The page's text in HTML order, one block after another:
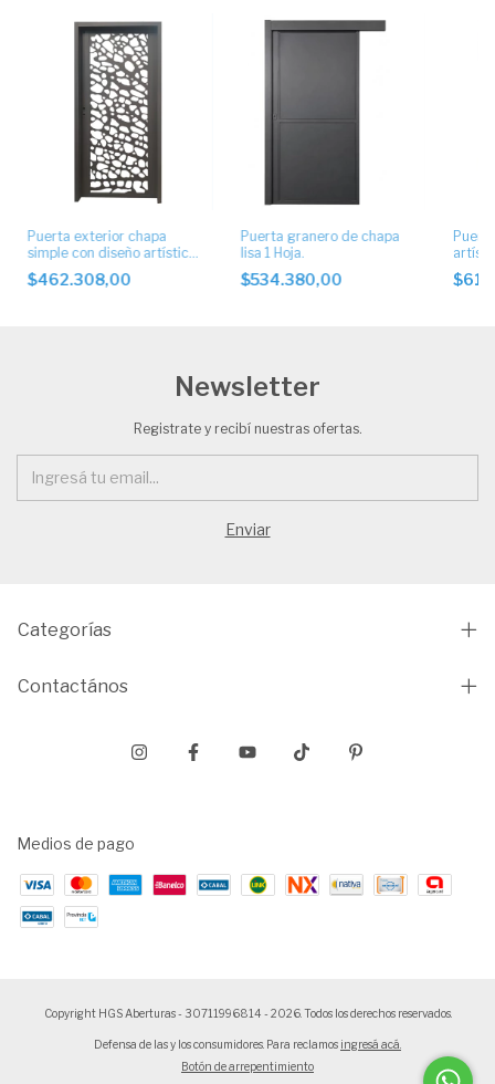
Puerta exterior chapa
simple con diseño artístico
$462.308,00
Puerta granero de chapa
lisa 1 Hoja.
$534.380,00
Newsletter
Registrate y recibí nuestras ofertas.
Categorías
Contactános
Medios de pago
Copyright HGS Aberturas - 30711996814 - 2026. Todos los derechos reservados.
Defensa de las y los consumidores. Para reclamos ingresá acá.
Botón de arrepentimiento